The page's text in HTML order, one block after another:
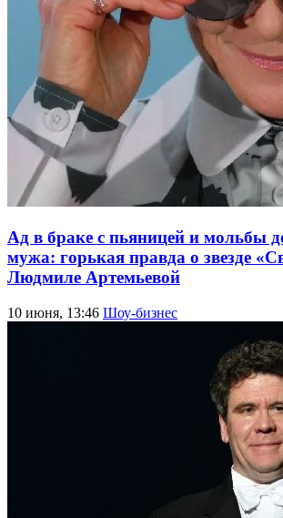
Ад в браке с пьяницей и мольбы
мужа: горькая правда о звезде
Людмиле Артемьевой
10 июня, 13:46 Шоу-бизнес